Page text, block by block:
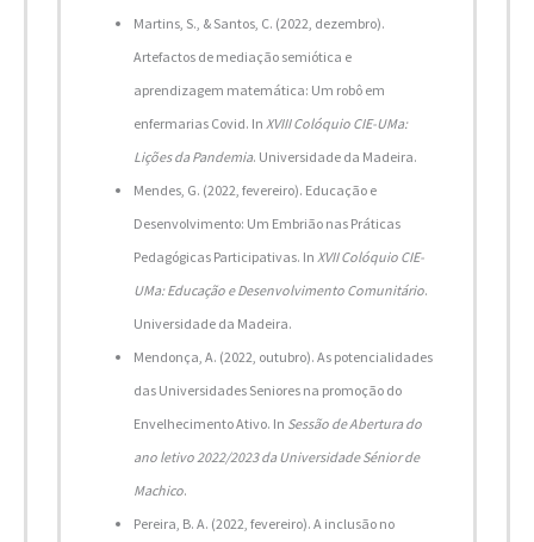
Martins, S., & Santos, C. (2022, dezembro).
Artefactos de mediação semiótica e
aprendizagem matemática: Um robô em
enfermarias Covid. In XVIII Colóquio CIE-UMa:
Lições da Pandemia. Universidade da Madeira.
Mendes, G. (2022, fevereiro). Educação e
Desenvolvimento: Um Embrião nas Práticas
Pedagógicas Participativas. In XVII Colóquio CIE-
UMa: Educação e Desenvolvimento Comunitário.
Universidade da Madeira.
Mendonça, A. (2022, outubro). As potencialidades
das Universidades Seniores na promoção do
Envelhecimento Ativo. In Sessão de Abertura do
ano letivo 2022/2023 da Universidade Sénior de
Machico.
Pereira, B. A. (2022, fevereiro). A inclusão no